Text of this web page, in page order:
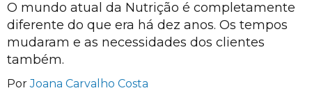
O mundo atual da Nutrição é completamente
diferente do que era há dez anos. Os tempos
mudaram e as necessidades dos clientes
também.
PorJoana Carvalho Costa